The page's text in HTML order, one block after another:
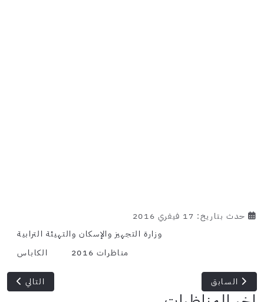
حدث بتاريخ: 17 فيفري 2016
وزارة التجهيز والإسكان والتهيئة الترابية
مناظرات 2016
الكاباس
المقال السابق: وزير التجارة: سيتم استيعاب أكثر من 189 ألف عاطل عن العمل ضمن الآليات الثلاث لوزارة التشغيل والتكوين المهني
السابق المقال
التالي